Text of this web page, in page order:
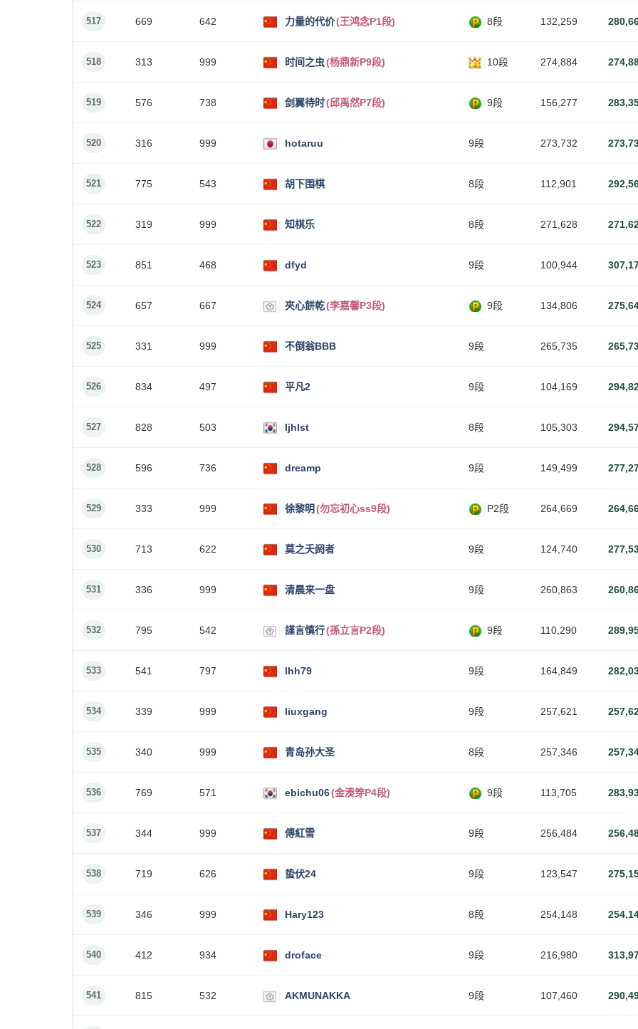
517 669 642 力量的代价(王鸿念P1段) 8段 132,259
518 313 999 时间之虫(杨鼎新P9段) 10段 274,884
519 576 738 剑翼待时(邱禹然P7段) 9段 156,277
520 316 999 hotaruu 9段 273,732
521 775 543 胡下围棋 8段 112,901
522 319 999 知棋乐 8段 271,628
523 851 468 dfyd 9段 100,944
524 657 667 夾心餅乾(李嘉馨P3段) 9段 134,806
525 331 999 不倒翁BBB 9段 265,735
526 834 497 平凡2 9段 104,169
527 828 503 ljhlst 8段 105,303
528 596 736 dreamp 9段 149,499
529 333 999 徐黎明 (勿忘初心ss9段) P2段 264,669
530 713 622 莫之夭阏者 9段 124,740
531 336 999 清晨来一盘 9段 260,863
532 795 542 謹言慎行(孫立言P2段) 9段 110,290
533 541 797 lhh79 9段 164,849
534 339 999 liuxgang 9段 257,621
535 340 999 青岛孙大圣 8段 257,346
536 769 571 ebichu06(金湊笌P4段) 9段 113,705
537 344 999 傅紅雪 9段 256,484
538 719 626 蛰伏24 9段 123,547
539 346 999 Hary123 8段 254,148
540 412 934 droface 9段 216,980
541 815 532 AKMUNAKKA 9段 107,460